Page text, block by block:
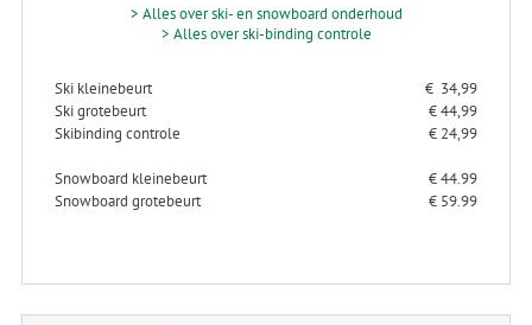
> Alles over ski- en snowboard onderhoud
> Alles over ski-binding controle
Ski kleinebeurt
€ 34,99
Ski grotebeurt
€ 44,99
Skibinding controle
€ 24,99
Snowboard kleinebeurt
€ 44.99
Snowboard grotebeurt
€ 59.99